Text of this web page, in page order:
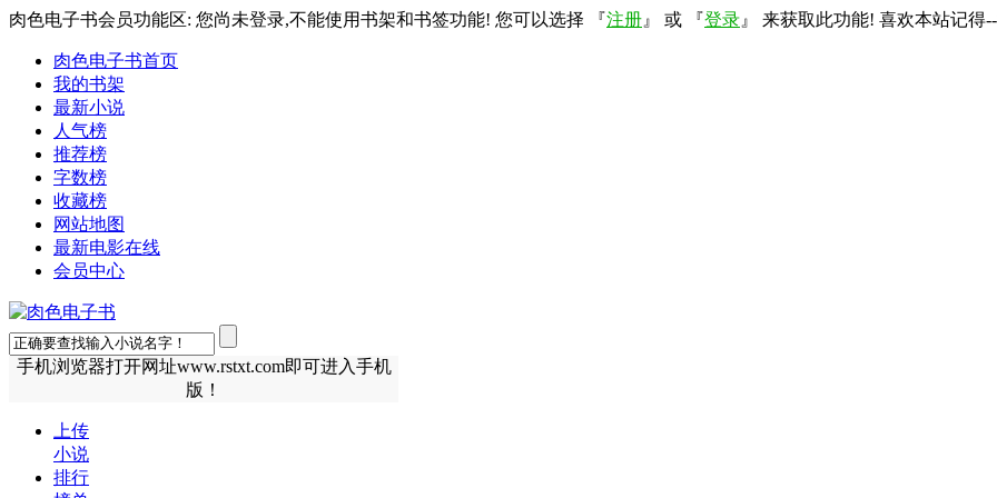
肉色电子书会员功能区: 您尚未登录,不能使用书架和书签功能! 您可以选择 『注册 』 或 『登录 』 来获取此功能! 喜欢本站记得
肉色电子书首页
我的书架
最新小说
人气榜
推荐榜
字数榜
收藏榜
网站地图
最新电影在线
会员中心
手机浏览器打开网址www.rstxt.com即可进入手机
版！
上传
小说
排行